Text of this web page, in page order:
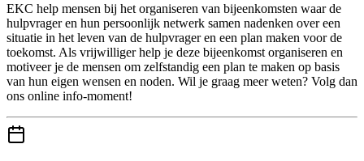
EKC help mensen bij het organiseren van bijeenkomsten waar de
hulpvrager en hun persoonlijk netwerk samen nadenken over een
situatie in het leven van de hulpvrager en een plan maken voor de
toekomst. Als vrijwilliger help je deze bijeenkomst organiseren en
motiveer je de mensen om zelfstandig een plan te maken op basis
van hun eigen wensen en noden. Wil je graag meer weten? Volg dan
ons online info-moment!